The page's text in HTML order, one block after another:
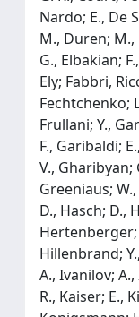
Nardo; E., De
M., Duren;
G., Elbakian;
Ely; Fabbri,
Fechtchenko;
Frullani; Y.,
F., Garibaldi;
V., Gharibyan;
Greeniaus;
D., Hasch; D.,
Hertenberger;
Hillenbrand;
A., Ivanilov; A.,
R., Kaiser; E.,